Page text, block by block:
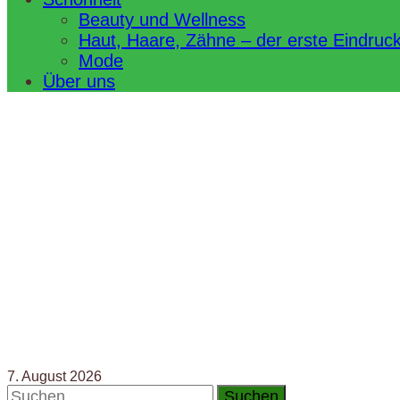
Beauty und Wellness
Haut, Haare, Zähne – der erste
Mode
Über uns
7. August 2026
Suchen